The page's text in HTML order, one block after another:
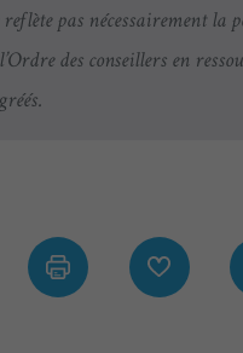
pas nécessairement la
des conseillers en